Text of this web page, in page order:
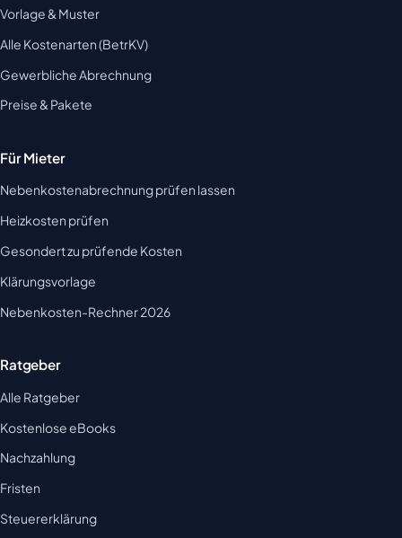
Vorlage & Muster
Alle Kostenarten (BetrKV)
Gewerbliche Abrechnung
Preise & Pakete
Für Mieter
Nebenkostenabrechnung prüfen lassen
Heizkosten prüfen
Gesondert zu prüfende Kosten
Klärungsvorlage
Nebenkosten-Rechner 2026
Ratgeber
Alle Ratgeber
Kostenlose eBooks
Nachzahlung
Fristen
Steuererklärung